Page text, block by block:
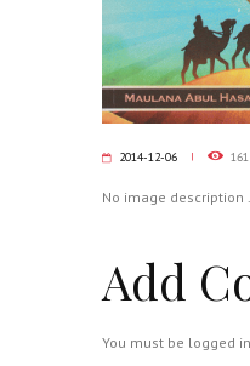
2014-12-06
No image description
Add
You must be logged in